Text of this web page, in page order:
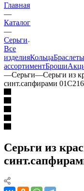
Главная
—
Каталог
—
Серьги
Все
изделияКольцаБраслеты
ассортиментБроши
—Серьги—Серьги из
синт.сапфирами
Серьги из